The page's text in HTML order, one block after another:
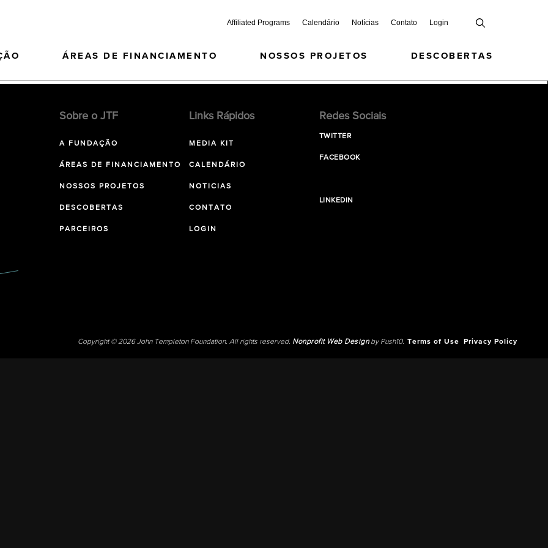
Affiliated Programs Calendário Notícias Contato Login
ÁREAS DE FINANCIAMENTO NOSSOS PROJETOS DESCOBERTAS
Sobre o JTF
A FUNDAÇÃO
ÁREAS DE FINANCIAMENTO
NOSSOS PROJETOS
DESCOBERTAS
PARCEIROS
Links Rápidos
MEDIA KIT
CALENDÁRIO
NOTICIAS
CONTATO
LOGIN
Redes Sociais
TWITTER
FACEBOOK
LINKEDIN
Copyright © 2026 John Templeton Foundation. All rights reserved. Nonprofit Web Designby Push10. Terms of Use Privacy Policy